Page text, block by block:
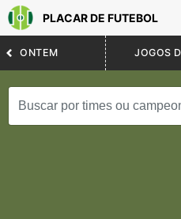
PLACAR DE FUTEBOL
ONTEM JOGOS